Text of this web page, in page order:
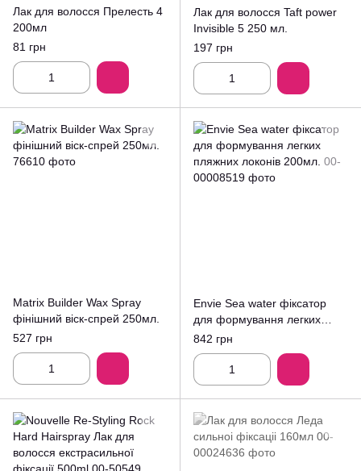
Лак для волосся Прелесть 4
200мл
81 грн
Лак для волосся Taft power
Invisible 5 250 мл.
197 грн
Matrix Builder Wax Spray
фінішний віск-спрей 250мл.
527 грн
Envie Sea water фіксатор
для формування легких
пляжних локонів 200мл.
842 грн